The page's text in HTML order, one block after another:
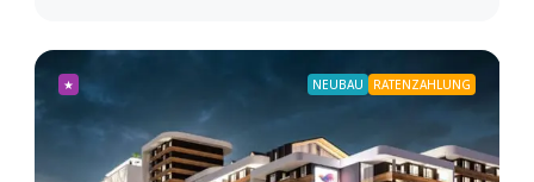
★ NEUBAU RATENZAHLUNG